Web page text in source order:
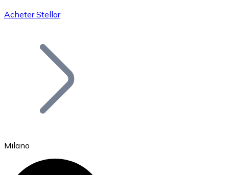
Bitcoin
Acheter Stellar
Milano